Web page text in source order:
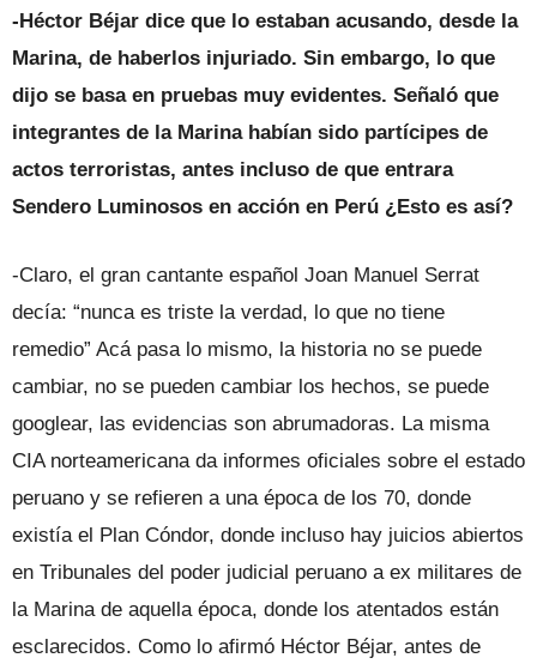
-Héctor Béjar dice que lo estaban acusando, desde la
Marina, de haberlos injuriado. Sin embargo, lo que
dijo se basa en pruebas muy evidentes. Señaló que
integrantes de la Marina habían sido partícipes de
actos terroristas, antes incluso de que entrara
Sendero Luminosos en acción en Perú ¿Esto es así?
-Claro, el gran cantante español Joan Manuel Serrat
decía: “nunca es triste la verdad, lo que no tiene
remedio” Acá pasa lo mismo, la historia no se puede
cambiar, no se pueden cambiar los hechos, se puede
googlear, las evidencias son abrumadoras. La misma
CIA norteamericana da informes oficiales sobre el estado
peruano y se refieren a una época de los 70, donde
existía el Plan Cóndor, donde incluso hay juicios abiertos
en Tribunales del poder judicial peruano a ex militares de
la Marina de aquella época, donde los atentados están
esclarecidos. Como lo afirmó Héctor Béjar, antes de